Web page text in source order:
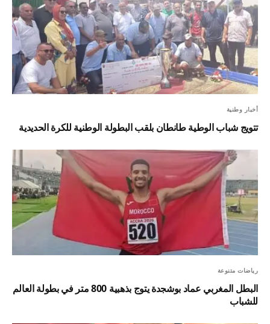
أخبار وطنية
تتويج شباب الوطية طانطان بلقب البطولة الوطنية للكرة الحديدية
رياضات متنوعة
البطل المغربي عماد بوشجدة يتوج بذهبية 800 متر في بطولة العالم
للشباب